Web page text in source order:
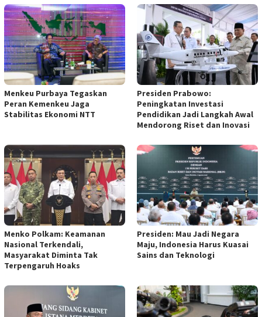
Menkeu Purbaya Tegaskan
Peran Kemenkeu Jaga
Stabilitas Ekonomi NTT
Presiden Prabowo:
Peningkatan Investasi
Pendidikan Jadi Langkah Awal
Mendorong Riset dan Inovasi
Menko Polkam: Keamanan
Nasional Terkendali,
Masyarakat Diminta Tak
Terpengaruh Hoaks
Presiden: Mau Jadi Negara
Maju, Indonesia Harus Kuasai
Sains dan Teknologi